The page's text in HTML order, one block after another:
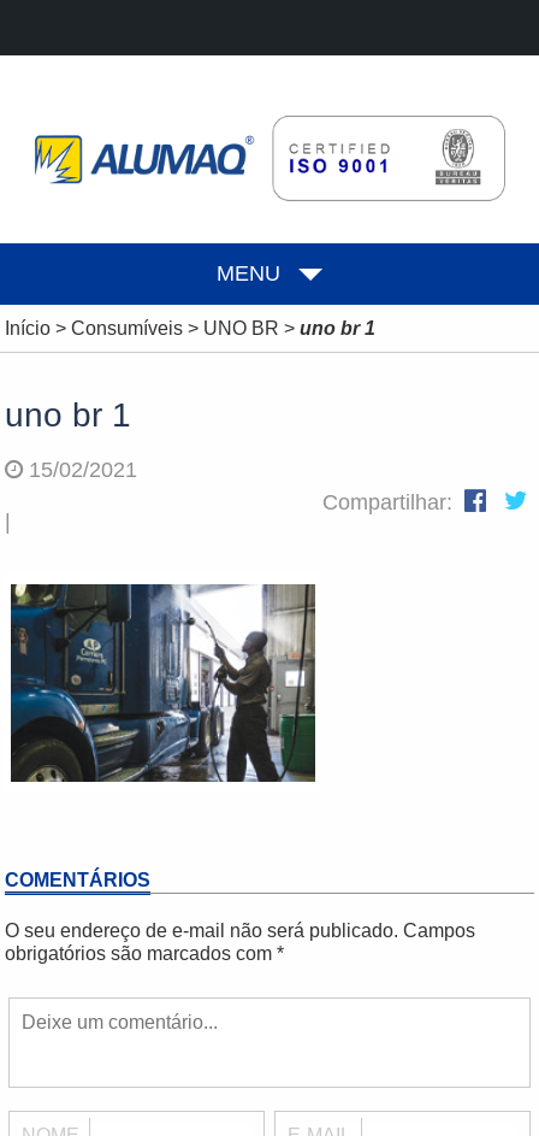
MENU
Início> Consumíveis> UNO BR > uno br 1
uno br 1
15/02/2021
|
Compartilhar:
COMENTÁRIOS
O seu endereço de e-mail não será publicado. Campos
obrigatórios são marcados com *